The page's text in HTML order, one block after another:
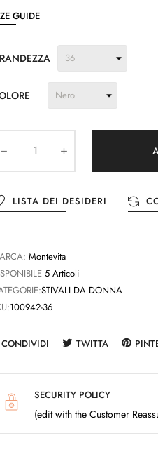
GUIDE
LISTA DEI DESIDERI
Montevita
5 Articoli
STIVALI DA DONNA
100942-36
CONDIVIDI TWITTA
SECURITY POLICY
(edit with the Customer